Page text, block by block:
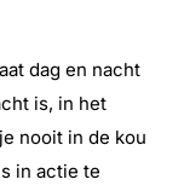
dag en nacht
is, in het
nooit in de kou
in actie te